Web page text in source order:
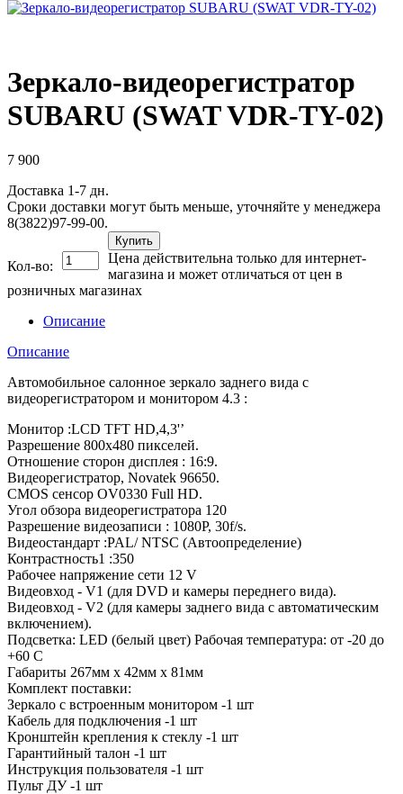
Зеркало-видеорегистратор
SUBARU (SWAT VDR-TY-02)
7 900
Доставка 1-7 дн.
Сроки доставки могут быть меньше, уточняйте у менеджера
8(3822)97-99-00.
Кол-во:
Купить
Цена действительна только для интернет-
магазина и может отличаться от цен в
розничных магазинах
Описание
Описание
Автомобильное салонное зеркало заднего вида с
видеорегистратором и монитором 4.3 :
Монитор :LCD TFT HD,4,3'’
Разрешение 800x480 пикселей.
Отношение сторон дисплея : 16:9.
Видеорегистратор, Novatek 96650.
CMOS сенсор OV0330 Full HD.
Угол обзора видеорегистратора 120
Разрешение видеозаписи : 1080P, 30f/s.
Видеостандарт :PAL/ NTSC (Автоопределение)
Контрастность1 :350
Рабочее напряжение сети 12 V
Видеовход - V1 (для DVD и камеры переднего вида).
Видеовход - V2 (для камеры заднего вида с автоматическим
включением).
Подсветка: LED (белый цвет) Рабочая температура: от -20 до
+60 C
Габариты 267мм x 42мм x 81мм
Комплект поставки:
Зеркало с встроенным монитором -1 шт
Кабель для подключения -1 шт
Кронштейн крепления к стеклу -1 шт
Гарантийный талон -1 шт
Инструкция пользователя -1 шт
Пульт ДУ -1 шт